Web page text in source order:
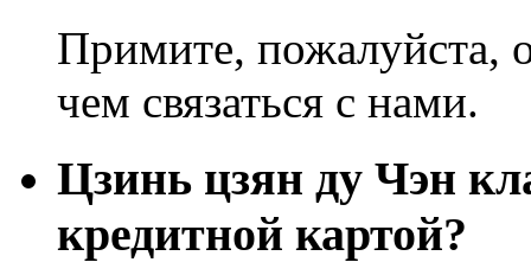
Примите, пожалуйста,
чем связаться с нами.
Цзинь цзян ду Чэн
кредитной картой?